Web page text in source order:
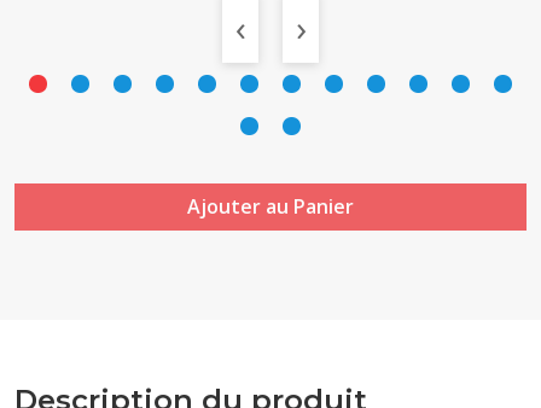
‹ ›
Ajouter au Panier
Description du produit